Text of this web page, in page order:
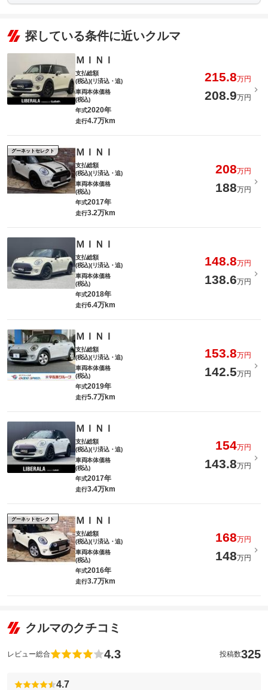
探している条件に近いクルマ
ＭＩＮＩ
支払総額
(税込)(リ済込・追)
215.8万円
車両本体価格
(税込)
208.9万円
年式2020年
走行4.7万km
グーネットセレクト ＭＩＮＩ
支払総額
(税込)(リ済込・追)
208万円
車両本体価格
(税込)
188万円
年式2017年
走行3.2万km
ＭＩＮＩ
支払総額
(税込)(リ済込・追)
148.8万円
車両本体価格
(税込)
138.6万円
年式2018年
走行6.4万km
ＭＩＮＩ
支払総額
(税込)(リ済込・追)
153.8万円
車両本体価格
(税込)
142.5万円
年式2019年
走行5.7万km
ＭＩＮＩ
支払総額
(税込)(リ済込・追)
154万円
車両本体価格
(税込)
143.8万円
年式2017年
走行3.4万km
グーネットセレクト ＭＩＮＩ
支払総額
(税込)(リ済込・追)
168万円
車両本体価格
(税込)
148万円
年式2016年
走行3.7万km
クルマのクチコミ
レビュー総合 4.3 投稿数325
4.7